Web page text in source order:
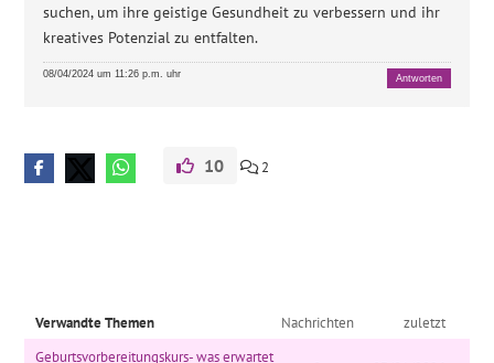
suchen, um ihre geistige Gesundheit zu verbessern und ihr
kreatives Potenzial zu entfalten.
08/04/2024 um 11:26 p.m. uhr Antworten
10 2
Verwandte Themen Nachrichten
zuletzt
Geburtsvorbereitungskurs- was erwartet